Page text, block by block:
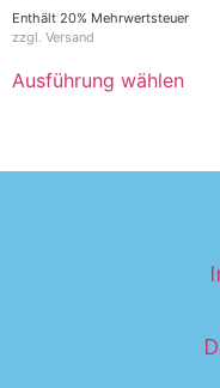
Enthält 20% Mehrwertsteuer
zzgl. Versand
Ausführung wählen